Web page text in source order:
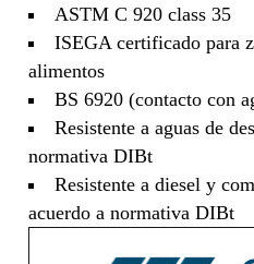
ASTM C 920 class 35
ISEGA certificado para
alimentos
BS 6920 (contacto con
Resistente a aguas de
normativa DIBt
Resistente a diesel y
acuerdo a normativa DIBt